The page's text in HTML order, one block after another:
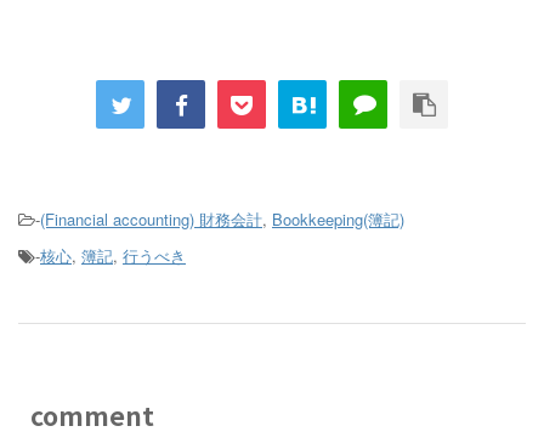
-(Financial accounting) 財務会計, Bookkeeping(簿記)
-核心, 簿記, 行うべき
comment